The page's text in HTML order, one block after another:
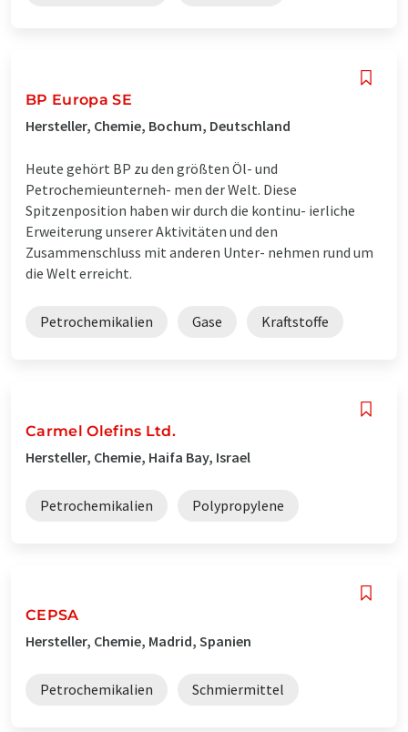
BP Europa SE
Hersteller, Chemie, Bochum, Deutschland
Heute gehört BP zu den größten Öl- und
Petrochemieunterneh- men der Welt. Diese
Spitzenposition haben wir durch die kontinu- ierliche
Erweiterung unserer Aktivitäten und den
Zusammenschluss mit anderen Unter- nehmen rund um
die Welt erreicht.
Petrochemikalien Gase Kraftstoffe
Carmel Olefins Ltd.
Hersteller, Chemie, Haifa Bay, Israel
Petrochemikalien Polypropylene
CEPSA
Hersteller, Chemie, Madrid, Spanien
Petrochemikalien Schmiermittel